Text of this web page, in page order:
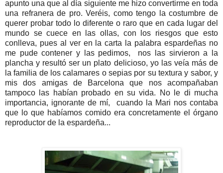
apunto una que al día siguiente me hizo convertirme en toda
una refranera de pro. Veréis, como tengo la costumbre de
querer probar todo lo diferente o raro que en cada lugar del
mundo se cuece en las ollas, con los riesgos que esto
conlleva, pues al ver en la carta la palabra espardeñas no
me pude contener y las pedimos, nos las sirvieron a la
plancha y resultó ser un plato delicioso, yo las veía más de
la familia de los calamares o sepias por su textura y sabor, y
mis dos amigas de Barcelona que nos acompañaban
tampoco las habían probado en su vida. No le di mucha
importancia, ignorante de mí, cuando la Mari nos contaba
que lo que habíamos comido era concretamente el órgano
reproductor de la espardeña...